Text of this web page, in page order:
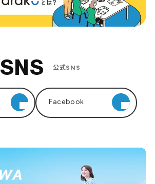
SNS 公式SNS
Facebook